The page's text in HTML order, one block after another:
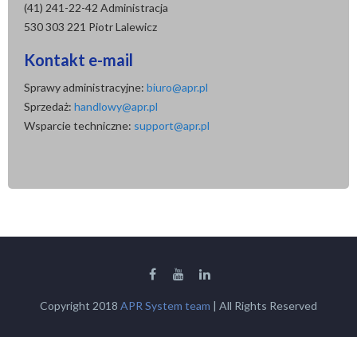
(41) 241-22-42 Administracja
530 303 221 Piotr Lalewicz
Kontakt e-mail
Sprawy administracyjne: biuro@apr.pl
Sprzedaż: handlowy@apr.pl
Wsparcie techniczne: support@apr.pl
Copyright 2018 APR System team | All Rights Reserved